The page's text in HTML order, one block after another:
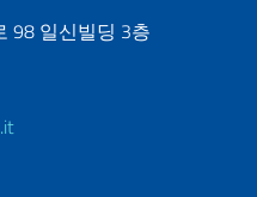
98 일신빌딩 3층